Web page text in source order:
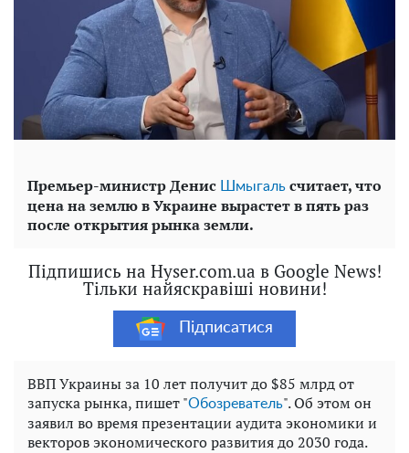
Премьер-министр Денис Шмыгаль считает, что
цена на землю в Украине вырастет в пять раз
после открытия рынка земли.
Підпишись на Hyser.com.ua в Google News!
Тільки найяскравіші новини!
Підписатися
ВВП Украины за 10 лет получит до $85 млрд от
запуска рынка, пишет "Обозреватель". Об этом он
заявил во время презентации аудита экономики и
векторов экономического развития до 2030 года.